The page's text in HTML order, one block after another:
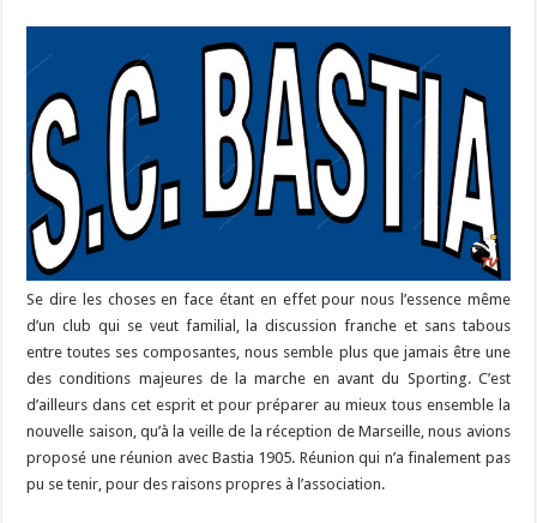
Se dire les choses en face étant en effet pour nous l’essence même
d’un club qui se veut familial, la discussion franche et sans tabous
entre toutes ses composantes, nous semble plus que jamais être une
des conditions majeures de la marche en avant du Sporting. C’est
d’ailleurs dans cet esprit et pour préparer au mieux tous ensemble la
nouvelle saison, qu’à la veille de la réception de Marseille, nous avions
proposé une réunion avec Bastia 1905. Réunion qui n’a finalement pas
pu se tenir, pour des raisons propres à l’association.